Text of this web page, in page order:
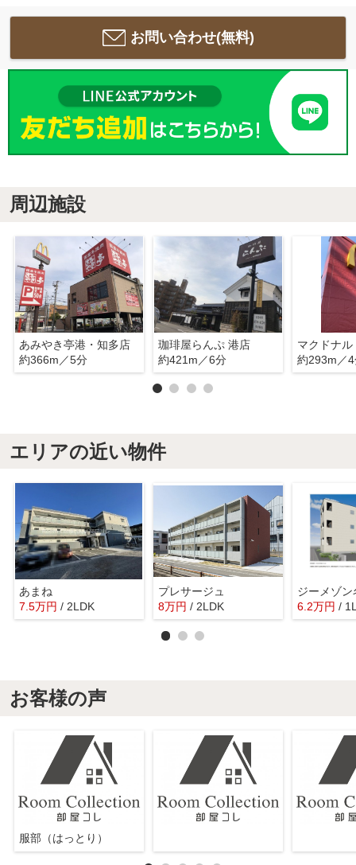
お問い合わせ(無料)
周辺施設
あみやき亭港・知多店
約366m／5分
珈琲屋らんぷ 港店
約421m／6分
マクドナ
約293m／
エリアの近い物件
あまね
7.5万円 / 2LDK
プレサージュ
8万円 / 2LDK
ジーメゾ
6.2万円 /
お客様の声
服部（はっとり）